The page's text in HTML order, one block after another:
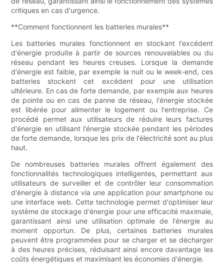
critiques en cas d'urgence.
**Comment fonctionnent les batteries murales**
Les batteries murales fonctionnent en stockant l'excédent
d'énergie produite à partir de sources renouvelables ou du
réseau pendant les heures creuses. Lorsque la demande
d'énergie est faible, par exemple la nuit ou le week-end, ces
batteries stockent cet excédent pour une utilisation
ultérieure. En cas de forte demande, par exemple aux heures
de pointe ou en cas de panne de réseau, l'énergie stockée
est libérée pour alimenter le logement ou l'entreprise. Ce
procédé permet aux utilisateurs de réduire leurs factures
d'énergie en utilisant l'énergie stockée pendant les périodes
de forte demande, lorsque les prix de l'électricité sont au plus
haut.
De nombreuses batteries murales offrent également des
fonctionnalités technologiques intelligentes, permettant aux
utilisateurs de surveiller et de contrôler leur consommation
d'énergie à distance via une application pour smartphone ou
une interface web. Cette technologie permet d'optimiser leur
système de stockage d'énergie pour une efficacité maximale,
garantissant ainsi une utilisation optimale de l'énergie au
moment opportun. De plus, certaines batteries murales
peuvent être programmées pour se charger et se décharger
à des heures précises, réduisant ainsi encore davantage les
coûts énergétiques et maximisant les économies d'énergie.